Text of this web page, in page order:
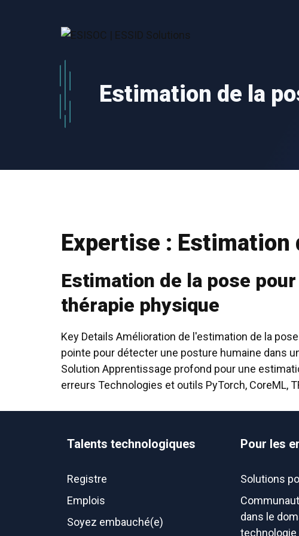
Estimation de la
Expertise : Estimation
Estimation de la pose
thérapie physique
Key Details Amélioration de l'estimation de la
pointe pour détecter une posture humaine dans
Solution Apprentissage profond pour une
erreurs Technologies et outils PyTorch, CoreML,
Talents technologiques
Registre
Emplois
Soyez embauché(e)
Pour les
Solutions
dans le
technologie